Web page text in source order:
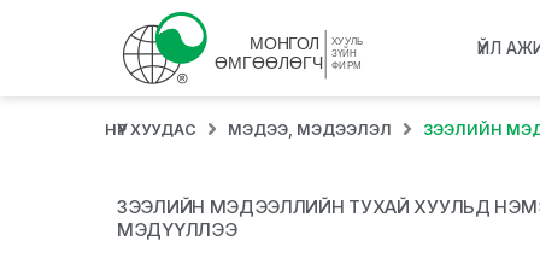
ҮЙЛ
НҮҮР ХУУДАС МЭДЭЭ, МЭДЭЭЛЭЛ ЗЭЭЛИЙН
ЗЭЭЛИЙН МЭДЭЭЛЛИЙН ТУХАЙ ХУУЛЬД
МЭДҮҮЛЛЭЭ